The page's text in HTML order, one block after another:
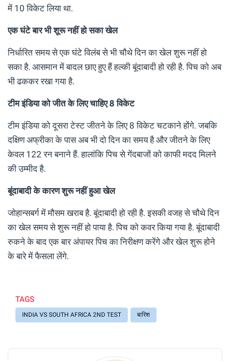
में 10 विकेट लिया था.
एक घंटे बार भी शूरू नहीं हो सका खेल
निर्धारित समय से एक घंटे विलंब से भी चौथे दिन का खेल शुरू नहीं हो
सका है. आसमान में बादल छाए हुए हैं हल्की बूंदाबादी हो रही है. पिच को अब
भी ढककर रखा गया है.
टीम इंडिया को जीत के लिए चाहिए 8 विकेट
टीम इंडिया को दूसरा टेस्ट जीतने के लिए 8 विकेट चटकाने होंगे. जबकि
दक्षिण अफ्रीका के पास अब भी दो दिन का समय है और जीतने के लिए
केवल 122 रन बनाने हैं. हालांकि पिच से गेंदबाजों को काफी मदद मिलने
की उम्मीद है.
बूंदाबादी के कारण शुरू नहीं हुआ खेल
जोहान्सबर्ग में मौसम खराब है. बूंदाबादी हो रही है. इसकी वजह से चौथे दिन
का खेल समय से शुरू नहीं हो पाया है. पिच को कवर किया गया है. बूंदाबादी
रुकने के बाद एक बार अंपायर पिच का निरीक्षण करेंगे और खेल शुरू होने
के बारे में फैसला लेंगे.
TAGS
INDIA VS SOUTH AFRICA 2ND TEST बारिश